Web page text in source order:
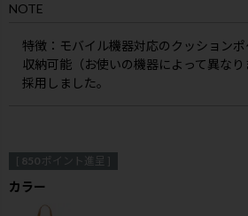
NOTE
特徴 ：モバイル機器対応のクッション
収納可能（お使いの機器によって異なり
採用しました。
[ 850 ポイント進呈 ]
カラー